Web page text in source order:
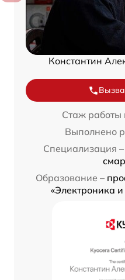
Константин
Стаж работы
Выполнено
Специализация –
Образование –
«Электроника